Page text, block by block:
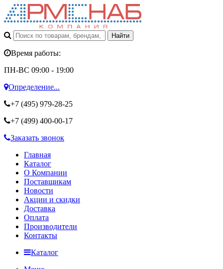
Время работы:
ПН-ВС 09:00 - 19:00
Определение...
+7 (495) 979-28-25
+7 (499) 400-00-17
Заказать звонок
Главная
Каталог
О Компании
Поставщикам
Новости
Акции и скидки
Доставка
Оплата
Производители
Контакты
Каталог